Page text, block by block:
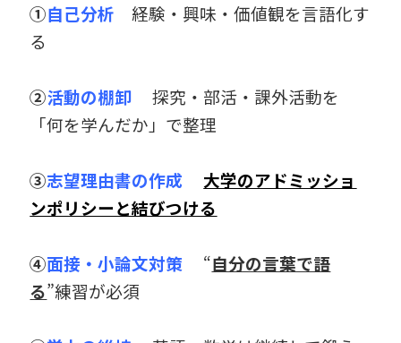
①自己分析
経験・興味・価値観を言語化す
る
②活動の棚卸
探究・部活・課外活動を
「何を学んだか」で整理
③志望理由書の作成
大学のアドミッショ
ンポリシーと結びつける
④面接・小論文対策 “自分の言葉で語
る”練習が必須